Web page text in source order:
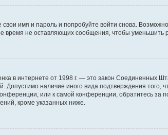
имя и пароль и попробуйте войти снова.
не оставляющих сообщения, чтобы уменьшить
в интернете от 1998 г. — это закон Соединенных
Допустимо наличие иного вида подтверждения
или к самой конференции, обратитесь
кроме указанных ниже.